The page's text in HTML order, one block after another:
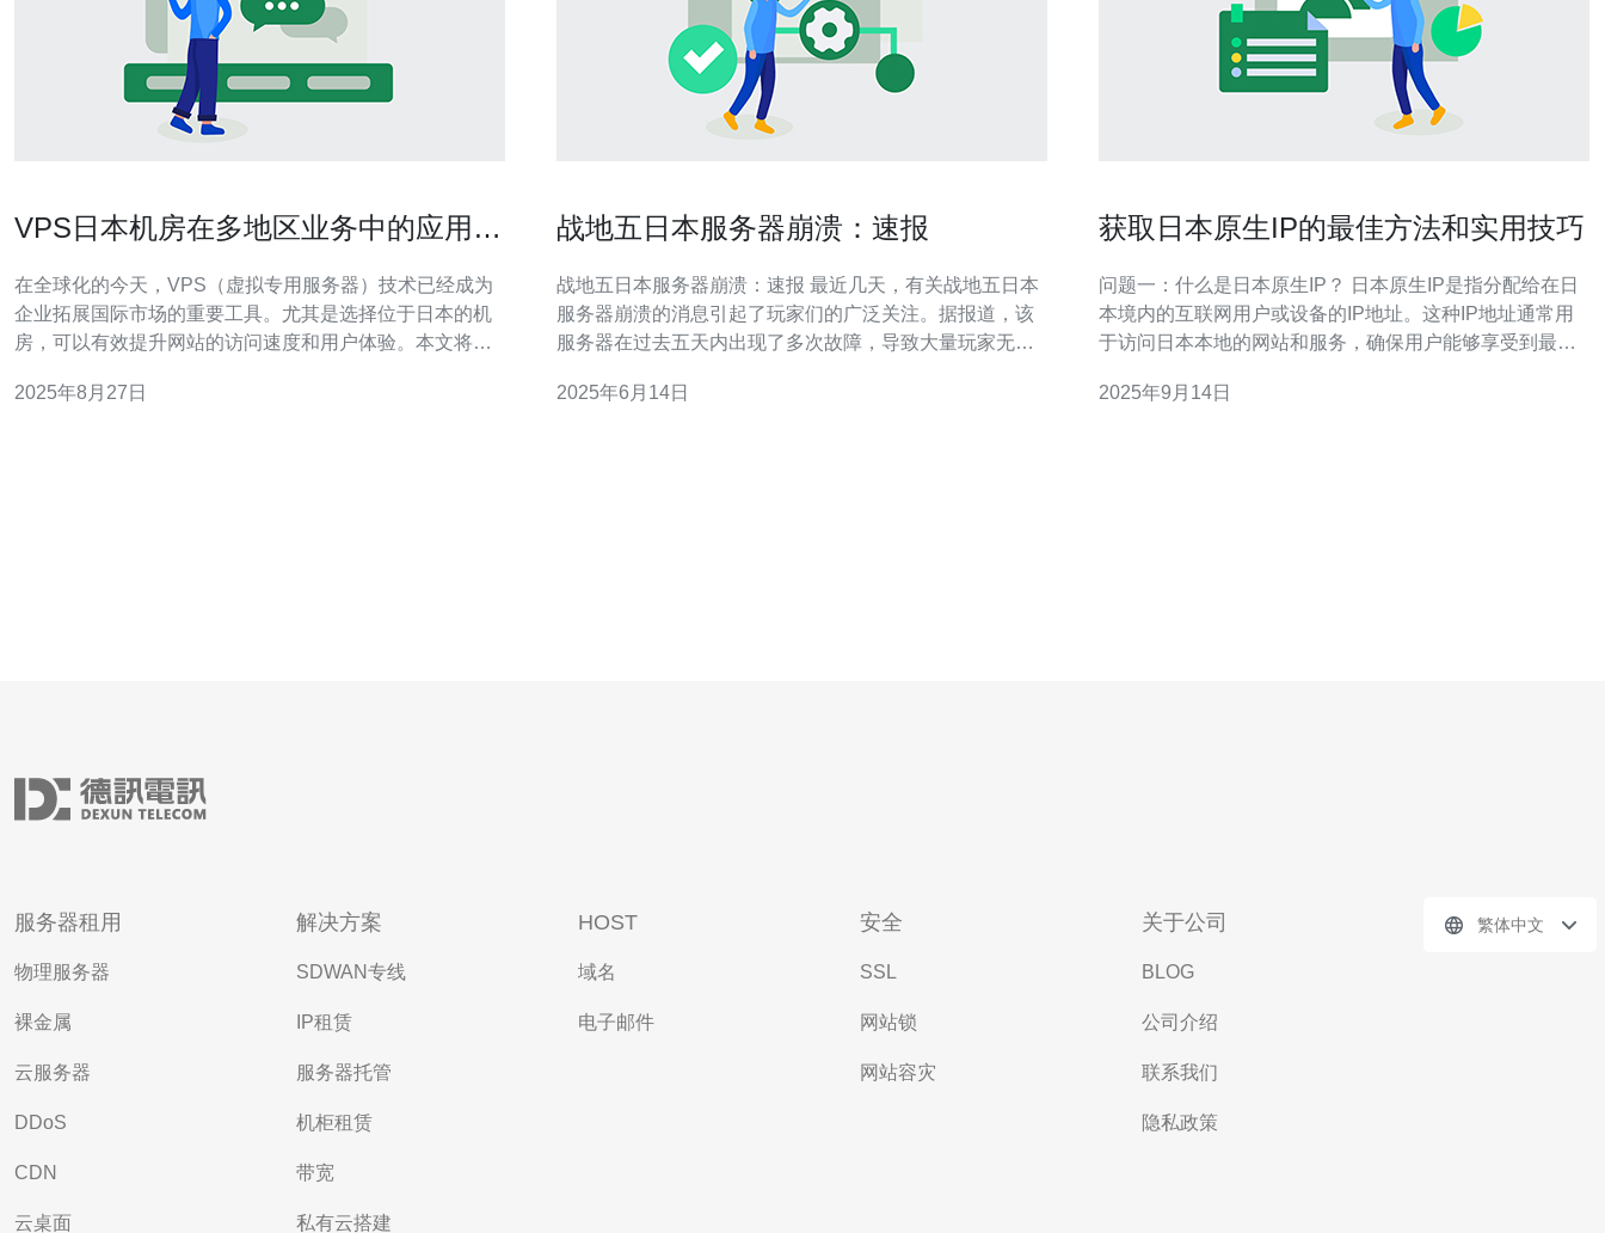
VPS日本机房在多地区业务中的应用实
在全球化的今天，VPS（虚拟专用服务器）技术已经成为
企业拓展国际市场的重要工具。尤其是选择位于日本的机
房，可以有效提升网站的访问速度和用户体验。本文将探
电讯，作为高性能和稳定性并重的服务提供商。 VPS的基
2025年8月27日
战地五日本服务器崩溃：速报
战地五日本服务器崩溃：速报 最近几天，有关战地五日本
服务器崩溃的消息引起了玩家们的广泛关注。据报道，该
服务器在过去五天内出现了多次故障，导致大量玩家无法
玩家表示，这可能与服务器负荷过重有关。在崩溃期间，
2025年6月14日
获取日本原生IP的最佳方法和实用技巧
问题一：什么是日本原生IP？ 日本原生IP是指分配给在日
本境内的互联网用户或设备的IP地址。这种IP地址通常用
于访问日本本地的网站和服务，确保用户能够享受到最佳
地理限制，访问日本特有的内容和服务。 问题二：获取日
2025年9月14日
服务器租用
物理服务器
裸金属
云服务器
DDoS
CDN
云桌面
解决方案
SDWAN专线
IP租赁
服务器托管
机柜租赁
带宽
私有云搭建
HOST
域名
电子邮件
安全
SSL
网站锁
网站容灾
关于公司
BLOG
公司介绍
联系我们
隐私政策
繁体中文